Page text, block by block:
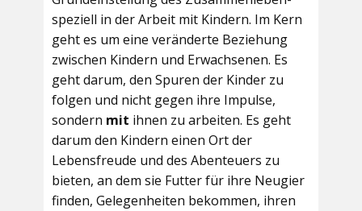
speziell in der Arbeit mit Kindern. Im Kern
geht es um eine veränderte Beziehung
zwischen Kindern und Erwachsenen. Es
geht darum, den Spuren der Kinder zu
folgen und nicht gegen ihre Impulse,
sondern mit ihnen zu arbeiten. Es geht
darum den Kindern einen Ort der
Lebensfreude und des Abenteuers zu
bieten, an dem sie Futter für ihre Neugier
finden, Gelegenheiten bekommen, ihren